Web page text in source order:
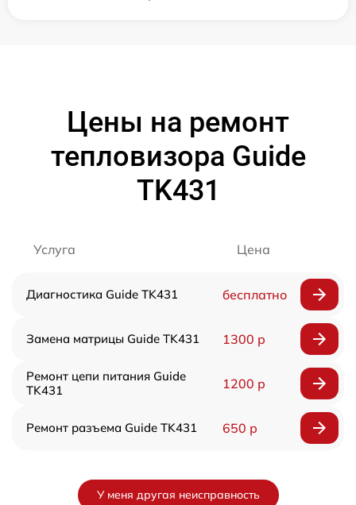
Цены на ремонт
тепловизора Guide
TK431
Услуга Цена
Диагностика Guide TK431 бесплатно
Замена матрицы Guide TK431 1300 р
Ремонт цепи питания Guide
TK431
1200 р
Ремонт разъема Guide TK431 650 р
У меня другая неисправность